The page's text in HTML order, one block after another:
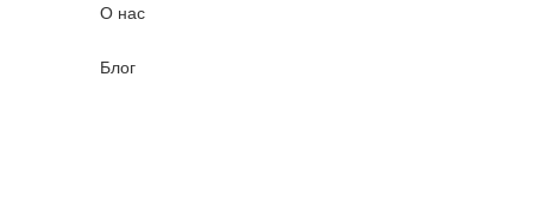
О нас
Блог